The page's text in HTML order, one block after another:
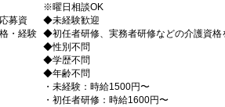
※曜日相談OK
応募資
格・経験
◆未経験歓迎
◆初任者研修、実務者研修などの介護資格
◆性別不問
◆学歴不問
◆年齢不問
・未経験：時給1500円〜
・初任者研修：時給1600円〜